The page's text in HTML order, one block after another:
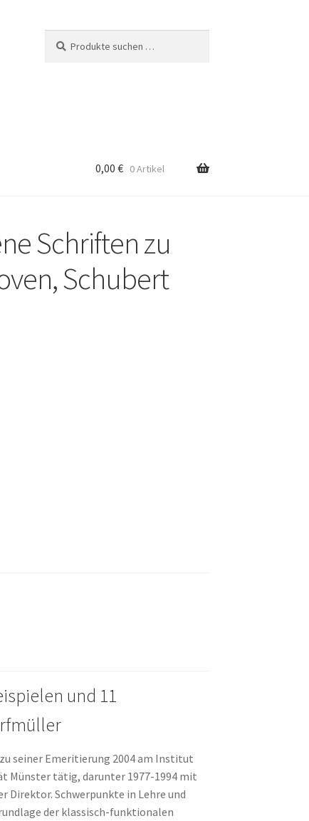
nach:
0,00€ 0 Artikel
Schriften zu
Schubert
und 11
zu seiner Emeritierung 2004 am Institut
Münster tätig, darunter 1977-1994 mit
Direktor. Schwerpunkte in Lehre und
der klassisch-funktionalen